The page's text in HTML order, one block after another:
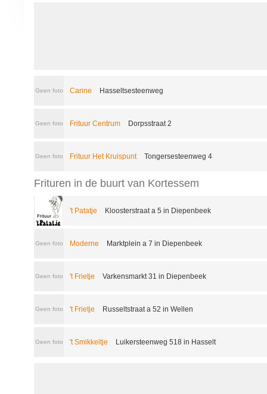
Geen foto Carine Hasseltsesteenweg
Geen foto Frituur Centrum Dorpsstraat 2
Geen foto Frituur Het Kruispunt Tongersesteenweg 4
Frituren in de buurt van Kortessem
't Patatje Kloosterstraat a 5 in Diepenbeek
Geen foto Moderne Marktplein a 7 in Diepenbeek
Geen foto 't Frietje Varkensmarkt 31 in Diepenbeek
Geen foto 't Frietje Russeltstraat a 52 in Wellen
Geen foto 't Smikkeltje Luikersteenweg 518 in Hasselt